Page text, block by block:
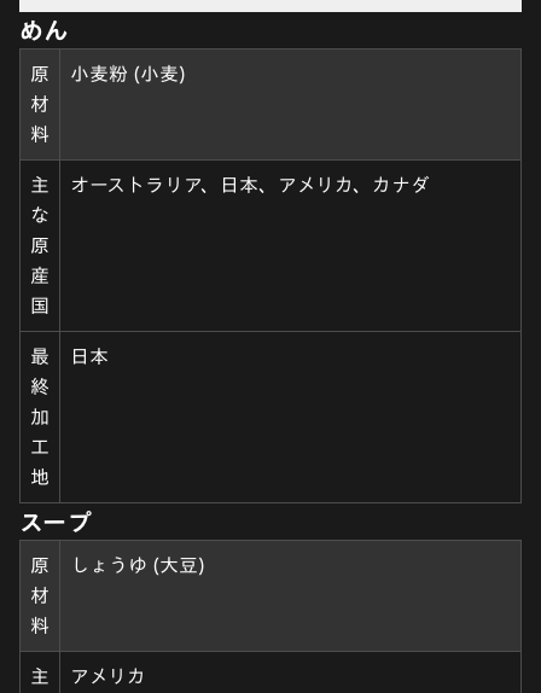
めん
原
材
料
小麦粉 (小麦)
主
な
原
産
国
オーストラリア、日本、アメリカ、カナダ
最
終
加
工
地
日本
スープ
原
材
料
しょうゆ (大豆)
主
アメリカ